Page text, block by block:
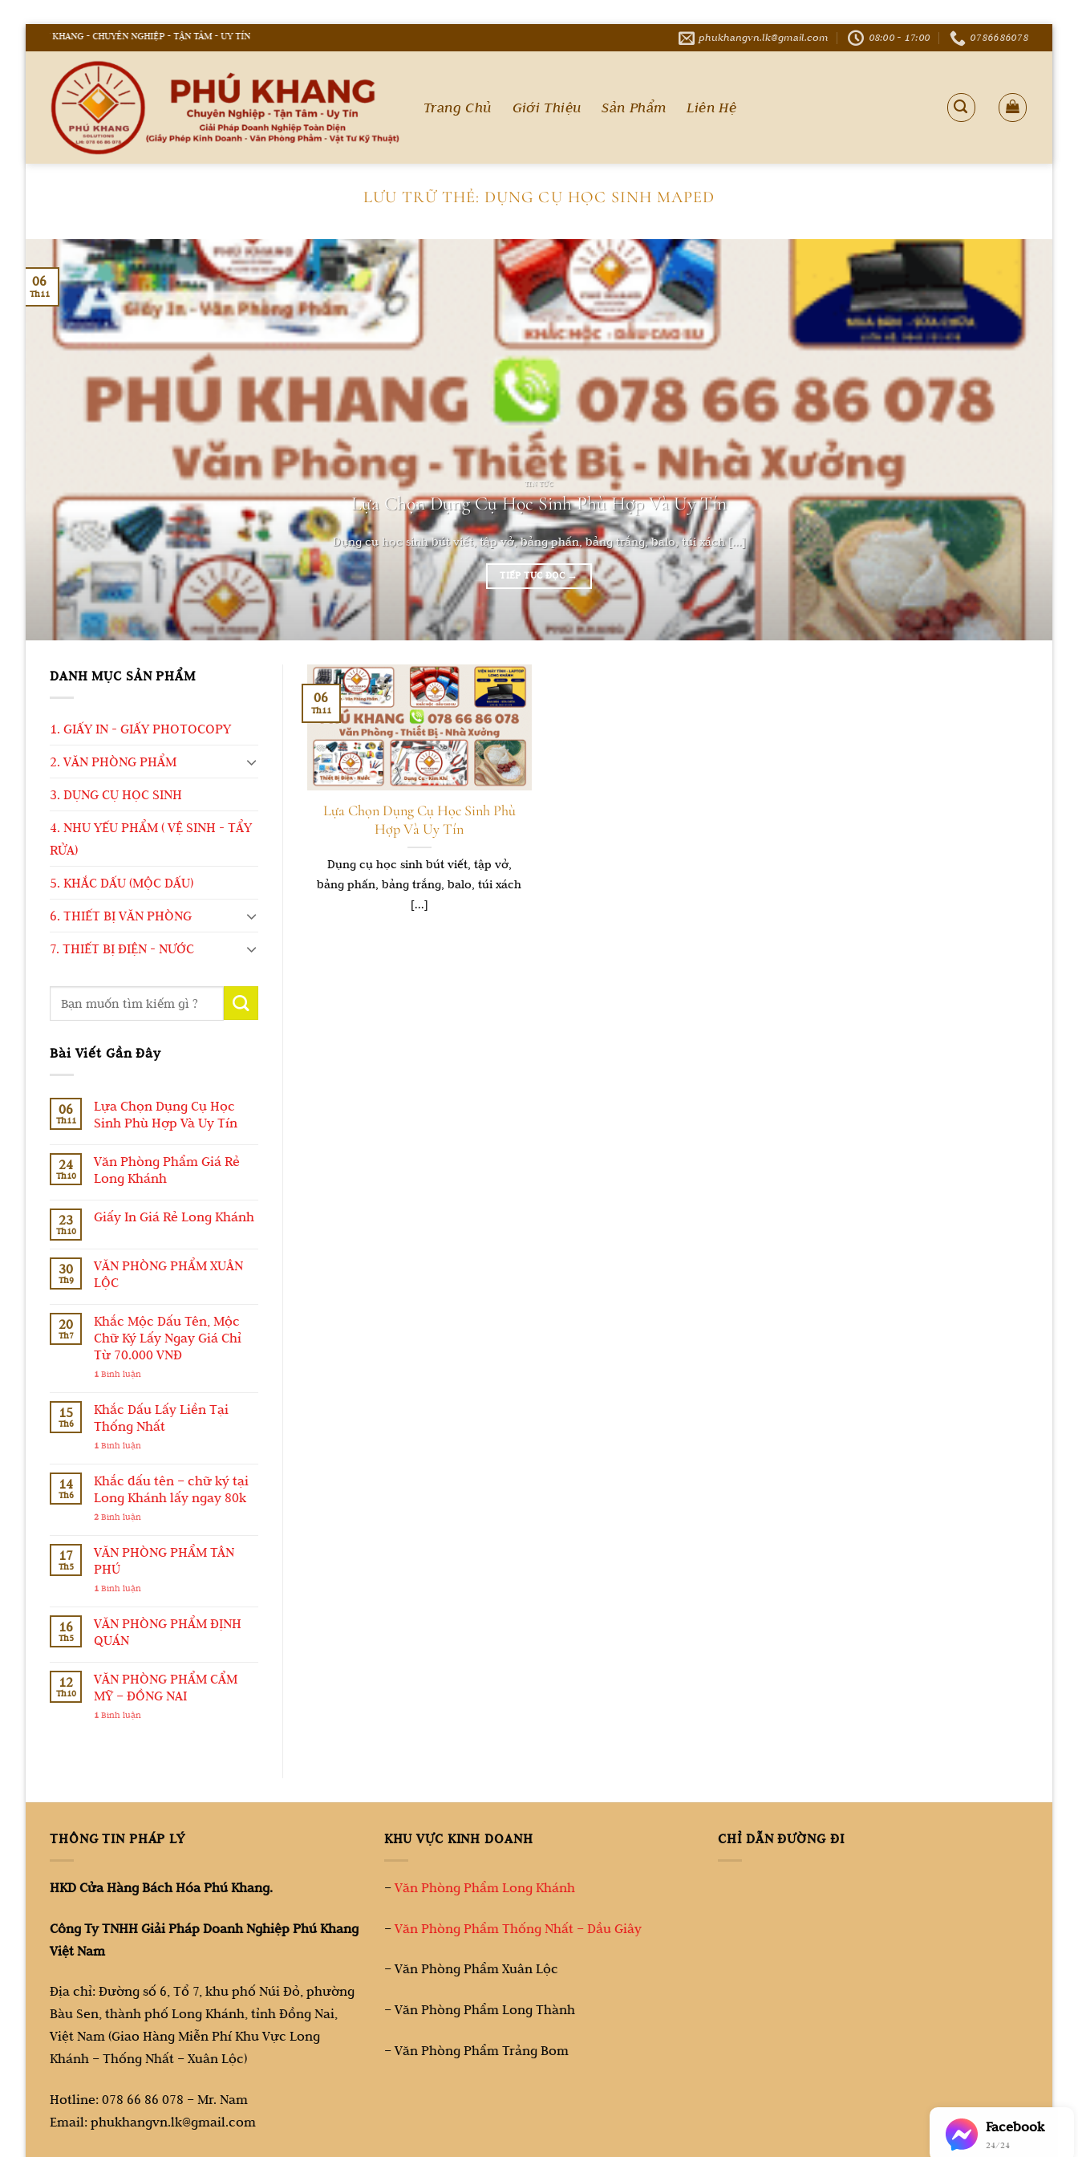
dung
KHANG - CHUYÊN NGHIỆP - TẬN TÂM - UY TÍN phukhangvn.lk@gmail.com 08:00 - 17:00 0786686078
Trang Chủ Giới Thiệu Sản Phẩm Liên Hệ
LƯU TRỮ THẺ: DỤNG CỤ HỌC SINH MAPED
TIN TỨC
Lựa Chọn Dụng Cụ Học Sinh Phù Hợp Và Uy Tín
Dụng cụ học sinh bút viết, tập vở, bảng phấn, bảng trắng, balo, túi xách [...]
TIẾP TỤC ĐỌC →
06
Th11
DANH MỤC SẢN PHẨM
1. GIẤY IN - GIẤY PHOTOCOPY
2. VĂN PHÒNG PHẨM
3. DỤNG CỤ HỌC SINH
4. NHU YẾU PHẨM ( VỆ SINH - TẨY
RỬA)
5. KHẮC DẤU (MỘC DẤU)
6. THIẾT BỊ VĂN PHÒNG
7. THIẾT BỊ ĐIỆN - NƯỚC
Bài Viết Gần Đây
06
Th11
Lựa Chọn Dụng Cụ Học
Sinh Phù Hợp Và Uy Tín
24
Th10
Văn Phòng Phẩm Giá Rẻ
Long Khánh
23
Th10
Giấy In Giá Rẻ Long Khánh
30
Th9
VĂN PHÒNG PHẨM XUÂN
LỘC
20
Th7
Khắc Mộc Dấu Tên, Mộc
Chữ Ký Lấy Ngay Giá Chỉ
Từ 70.000 VNĐ
1 Bình luận
15
Th6
Khắc Dấu Lấy Liền Tại
Thống Nhất
1 Bình luận
14
Th6
Khắc dấu tên – chữ ký tại
Long Khánh lấy ngay 80k
2 Bình luận
17
Th5
VĂN PHÒNG PHẨM TÂN
PHÚ
1 Bình luận
16
Th5
VĂN PHÒNG PHẨM ĐỊNH
QUÁN
12
Th10
VĂN PHÒNG PHẨM CẨM
MỸ – ĐỒNG NAI
1 Bình luận
Lựa Chọn Dụng Cụ Học Sinh Phù
Hợp Và Uy Tín
Dụng cụ học sinh bút viết, tập vở,
bảng phấn, bảng trắng, balo, túi xách
[...]
06
Th11
THÔNG TIN PHÁP LÝ
HKD Cửa Hàng Bách Hóa Phú Khang.
Công Ty TNHH Giải Pháp Doanh Nghiệp Phú Khang
Việt Nam
Địa chỉ: Đường số 6, Tổ 7, khu phố Núi Đỏ, phường
Bàu Sen, thành phố Long Khánh, tỉnh Đồng Nai,
Việt Nam (Giao Hàng Miễn Phí Khu Vực Long
Khánh – Thống Nhất – Xuân Lộc)
Hotline: 078 66 86 078 – Mr. Nam
Email: phukhangvn.lk@gmail.com
KHU VỰC KINH DOANH
–Văn Phòng Phẩm Long Khánh
–Văn Phòng Phẩm Thống Nhất – Dầu Giây
– Văn Phòng Phẩm Xuân Lộc
– Văn Phòng Phẩm Long Thành
– Văn Phòng Phẩm Trảng Bom
CHỈ DẪN ĐƯỜNG ĐI
Facebook
24/24